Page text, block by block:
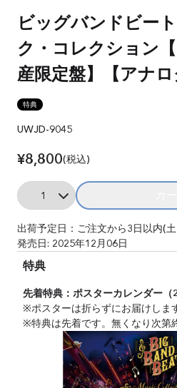
ビッグバンドビー
ク・コレクション
産限定盤】【アナロ
特典
UWJD-9045
¥8,800(税込)
Quantity
出荷予定日：ご注文から3日以内(
発売日: 2025年12月06日
特典
先着特典：ポスターカレンダー（
※ポスターは折らずにお届けしま
※特典は先着です。無くなり次第